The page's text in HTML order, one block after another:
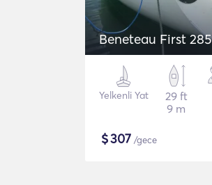
Beneteau First 285
Yelkenli Yat
29 ft
9 m
$307 /gece